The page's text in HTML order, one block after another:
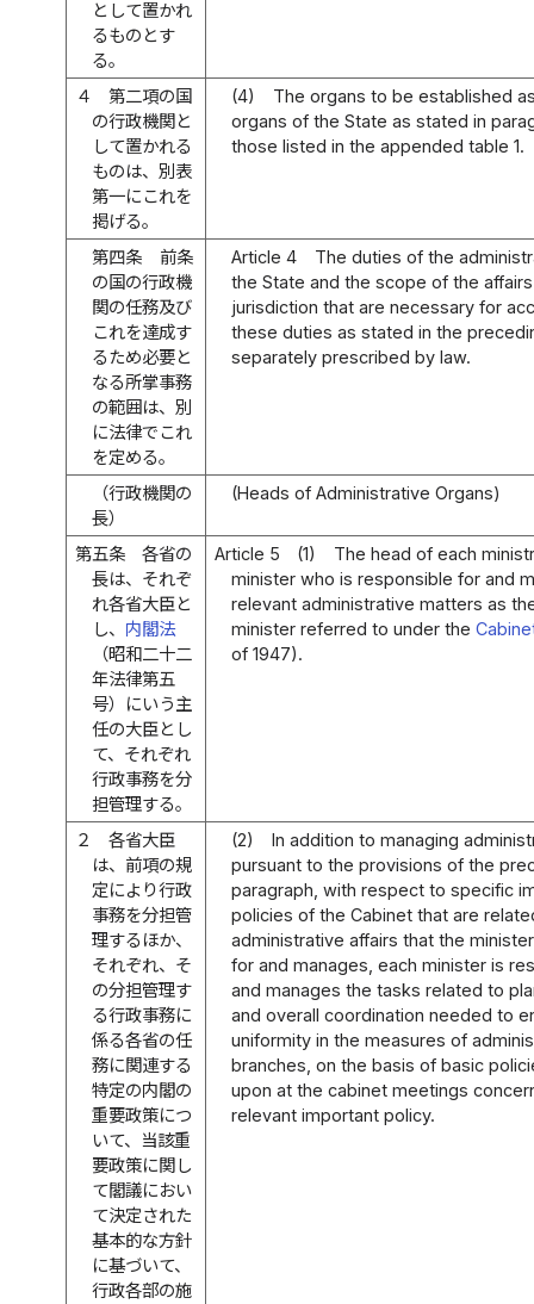
として置かれ
るものとす
る。
４
第二項の国
の行政機関と
して置かれる
ものは、別表
第一にこれを
掲げる。
(4)
The organs to be established
organs of the State as stated in
those listed in the appended table 1.
第四条
前条
の国の行政機
関の任務及び
これを達成す
るため必要と
なる所掌事務
の範囲は、別
に法律でこれ
を定める。
Article 4
The duties of the
the State and the scope of the
jurisdiction that are necessary for
these duties as stated in the
separately prescribed by law.
（行政機関の
長）
(Heads of Administrative Organs)
第五条
各省の
長は、それぞ
れ各省大臣と
し、 内閣法
（昭和二十二
年法律第五
号）にいう主
任の大臣とし
て、それぞれ
行政事務を分
担管理する。
Article 5 (1)
The head of each
minister who is responsible for and
relevant administrative matters as
minister referred to under the
of 1947).
２
各省大臣
は、前項の規
定により行政
事務を分担管
理するほか、
それぞれ、そ
の分担管理す
る行政事務に
係る各省の任
務に関連する
特定の内閣の
重要政策につ
いて、当該重
要政策に関し
て閣議におい
て決定された
基本的な方針
に基づいて、
行政各部の施
(2)
In addition to managing
pursuant to the provisions of the
paragraph, with respect to specific
policies of the Cabinet that are
administrative affairs that the
for and manages, each minister is
and manages the tasks related to
and overall coordination needed to
uniformity in the measures of
branches, on the basis of basic
upon at the cabinet meetings
relevant important policy.